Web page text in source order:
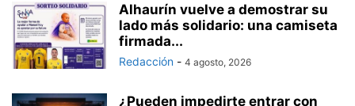
Alhaurín vuelve a demostrar su
lado más solidario: una camiseta
firmada...
Redacción - 4 agosto, 2026
¿Pueden impedirte entrar con